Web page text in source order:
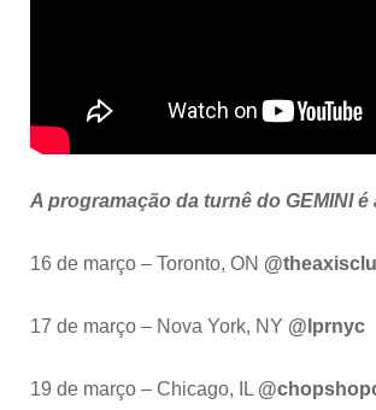
A programação da turnê do GEMINI é
16 de março – Toronto, ON
17 de março – Nova York, NY @lprnyc
19 de março – Chicago, IL